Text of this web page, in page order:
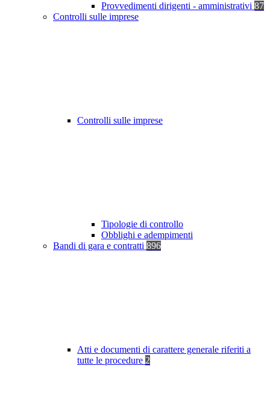
Provvedimenti dirigenti - amministrativi 87
Controlli sulle imprese
Controlli sulle imprese
Tipologie di controllo
Obblighi e adempimenti
Bandi di gara e contratti 896
Atti e documenti di carattere generale riferiti a
tutte le procedure 2